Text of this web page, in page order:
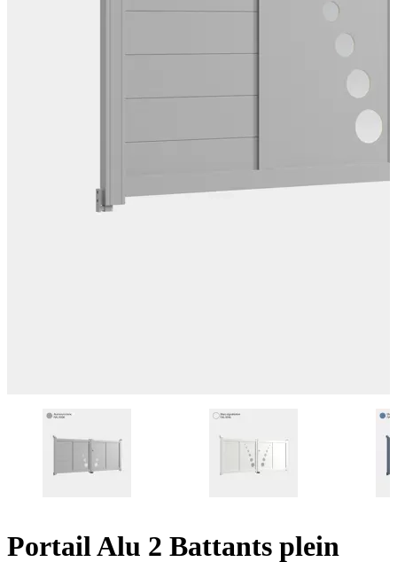
Portail Alu 2 Battants plein